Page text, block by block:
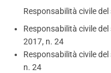
Responsabilità civile
Responsabilità civile
2017, n. 24
Responsabilità civile
n. 24